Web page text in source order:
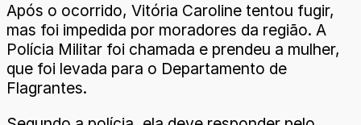
Após o ocorrido, Vitória Caroline tentou fugir,
mas foi impedida por moradores da região. A
Polícia Militar foi chamada e prendeu a mulher,
que foi levada para o Departamento de
Flagrantes.